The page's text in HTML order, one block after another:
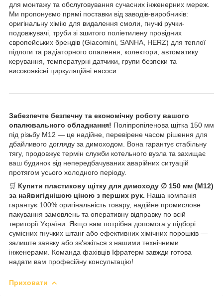
для монтажу та обслуговування сучасних інженерних мереж.
Ми пропонуємо прямі поставки від заводів-виробників:
оригінальну хімію для видалення смоли, гнучкі ручки-
подовжувачі, труби зі зшитого поліетилену провідних
європейських брендів (Giacomini, SANHA, HERZ) для теплої
підлоги та радіаторного опалення, колектори, автоматику
керування, температурні датчики, групи безпеки та
високоякісні циркуляційні насоси.
Забезпечте безпечну та економічну роботу вашого
опалювального обладнання! Поліпропіленова щітка 150 мм
під різьбу М12 — це надійне, перевірене часом рішення для
дбайливого догляду за димоходом. Вона гарантує стабільну
тягу, продовжує термін служби котельного вузла та захищає
ваш будинок від непередбачуваних аварійних ситуацій
протягом усього холодного періоду.
🛒 Купити пластикову щітку для димоходу ∅ 150 мм (М12)
за найвигіднішою ціною з перших рук. Наша компанія
гарантує 100% оригінальність товару, надійне промислове
пакування замовлень та оперативну відправку по всій
території України. Якщо вам потрібна допомога у підборі
сумісних гнучких штанг або ефективних хімічних порошків —
залиште заявку або зв'яжіться з нашими технічними
інженерами. Команда фахівців Іфратерм завжди готова
надати вам професійну консультацію!
Приховати